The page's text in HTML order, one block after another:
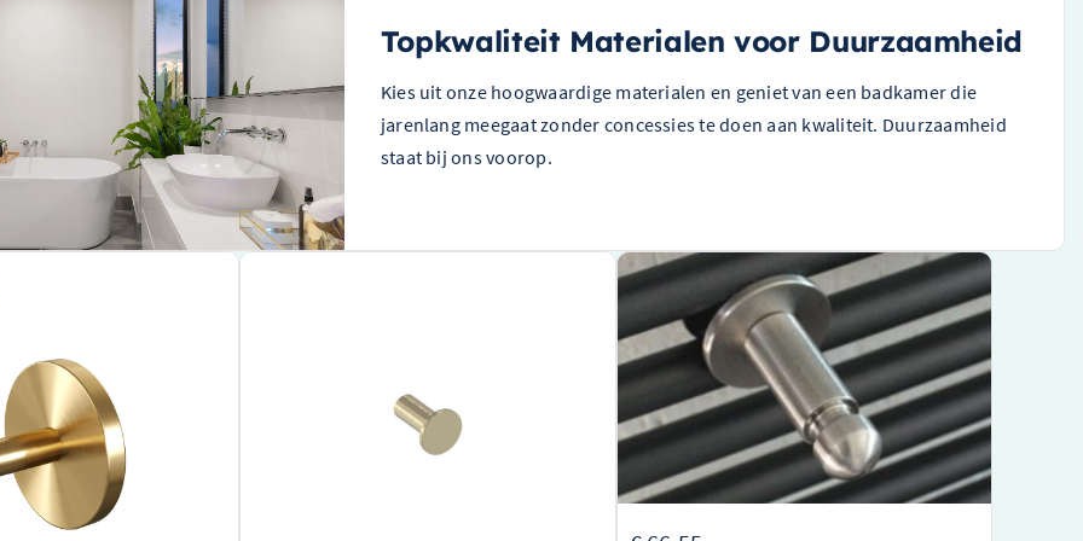
Topkwaliteit Materialen voor Duurzaamheid
Kies uit onze hoogwaardige materialen en geniet van een badkamer die
jarenlang meegaat zonder concessies te doen aan kwaliteit. Duurzaamheid
staat bij ons voorop.
Handdoekhaak – 5-GG-
van Brauer
voor een georganiseerde
handdoekhaakvoor gemak en
efficiëntie in uw badkamer
Instamat Handdoekhaak – Geborsteld RVS –
KNOPRVS
Elegant ontwerp van een toonaangevend merk in
sanitairaccessoires
Gemaakt van duurzaam geborsteld RVS voor een
stijlvolle, moderne uitstraling
Handig en functioneel, ideaal voor het ophangen
van handdoeken en andere badkamertextiel